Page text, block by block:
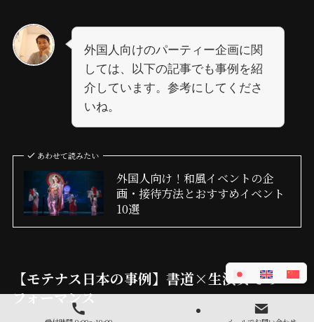
外国人向けのパーティー企画に関
しては、以下の記事でも事例を紹
介しています。参考にしてくださ
いね。
あわせて読みたい
外国人向け！和風イベントの企
画・接待方法とおすすめイベント
10選
【モテナス日本の事例】書道×生演奏でのパ
フォーマンス